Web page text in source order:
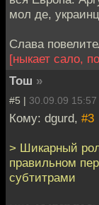
мол де,
Слава
[ныкает сало,
Тош »
#5 | 30.09.09 15:57
Кому: dgurd, #3
> Шикарный
правильном
субтитрами